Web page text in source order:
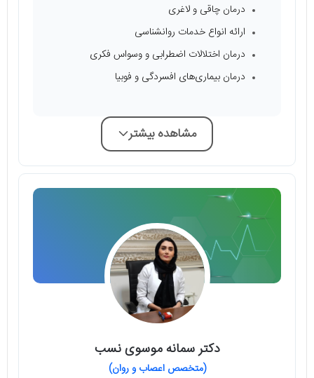
درمان چاقی و لاغری
ارائه انواع خدمات روانشناسی
درمان اختلالات اضطرابی و وسواس فکری
درمان بیماری‌های افسردگی و فوبیا
مشاهده بیشتر
دکتر سمانه موسوی نسب
(متخصص اعصاب و روان)